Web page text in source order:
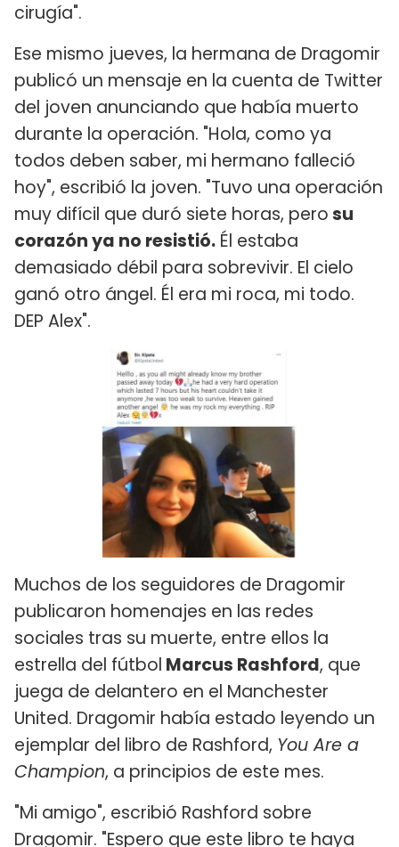
cirugía".
Ese mismo jueves, la hermana de Dragomir
publicó un mensaje en la cuenta de Twitter
del joven anunciando que había muerto
durante la operación. "Hola, como ya
todos deben saber, mi hermano falleció
hoy", escribió la joven. "Tuvo una operación
muy difícil que duró siete horas, perosu
corazón ya no resistió. Él estaba
demasiado débil para sobrevivir. El cielo
ganó otro ángel. Él era mi roca, mi todo.
DEP Alex".
Muchos de los seguidores de Dragomir
publicaron homenajes en las redes
sociales tras su muerte, entre ellos la
estrella del fútbol Marcus Rashford, que
juega de delantero en el Manchester
United. Dragomir había estado leyendo un
ejemplar del libro de Rashford, You Are a
Champion, a principios de este mes.
"Mi amigo", escribió Rashford sobre
Dragomir. "Espero que este libro te haya